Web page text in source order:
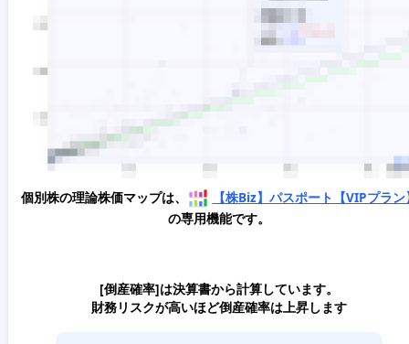
個別株の理論株価マップは、
【株Biz】パスポート【VIPプラン
の専用機能です。
[倒産確率]は決算書から計算しています。
財務リスクが高いほど倒産確率は上昇します